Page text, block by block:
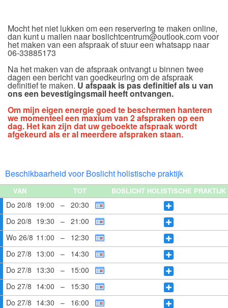
Mocht het niet lukken om een reservering te maken online,
dan kunt u mailen naar boslichtcentrum@outlook.com voor
het maken van een afspraak of stuur een whatsapp naar
06-33885173
Na het maken van de afspraak ontvangt u binnen twee
dagen een bericht van goedkeuring om de afspraak
definitief te maken. U afspaak is pas definitief als u van
ons een bevestigingsmail heeft ontvangen.
Om mijn eigen energie goed te beschermen hanteren
we momenteel een maxium van 2 afspraken op een
dag. Het kan zijn dat uw geboekte afspraak wordt
afgekeurd als er al meerdere afspraken staan.
Beschikbaarheid voor Boslicht holistische praktijk
VAN TOT BOSLICHT HOLISTISCHE PRAKTIJK
Do 20/8 19:00 – 20:30
Do 20/8 19:30 – 21:00
Wo 26/8 11:00 –
12:30
Do 27/8 13:00 –
14:30
Do 27/8 13:30 –
15:00
Do 27/8 14:00 –
15:30
Do 27/8 14:30 –
16:00